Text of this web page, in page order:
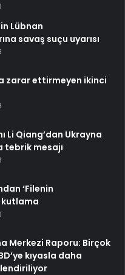
Lübnan
savaş suçu uyarısı
zarar ettirmeyen ikinci
Li Qiang’dan Ukrayna
tebrik mesajı
‘Filenin
kutlama
Merkezi Raporu: Birçok
kıyasla daha